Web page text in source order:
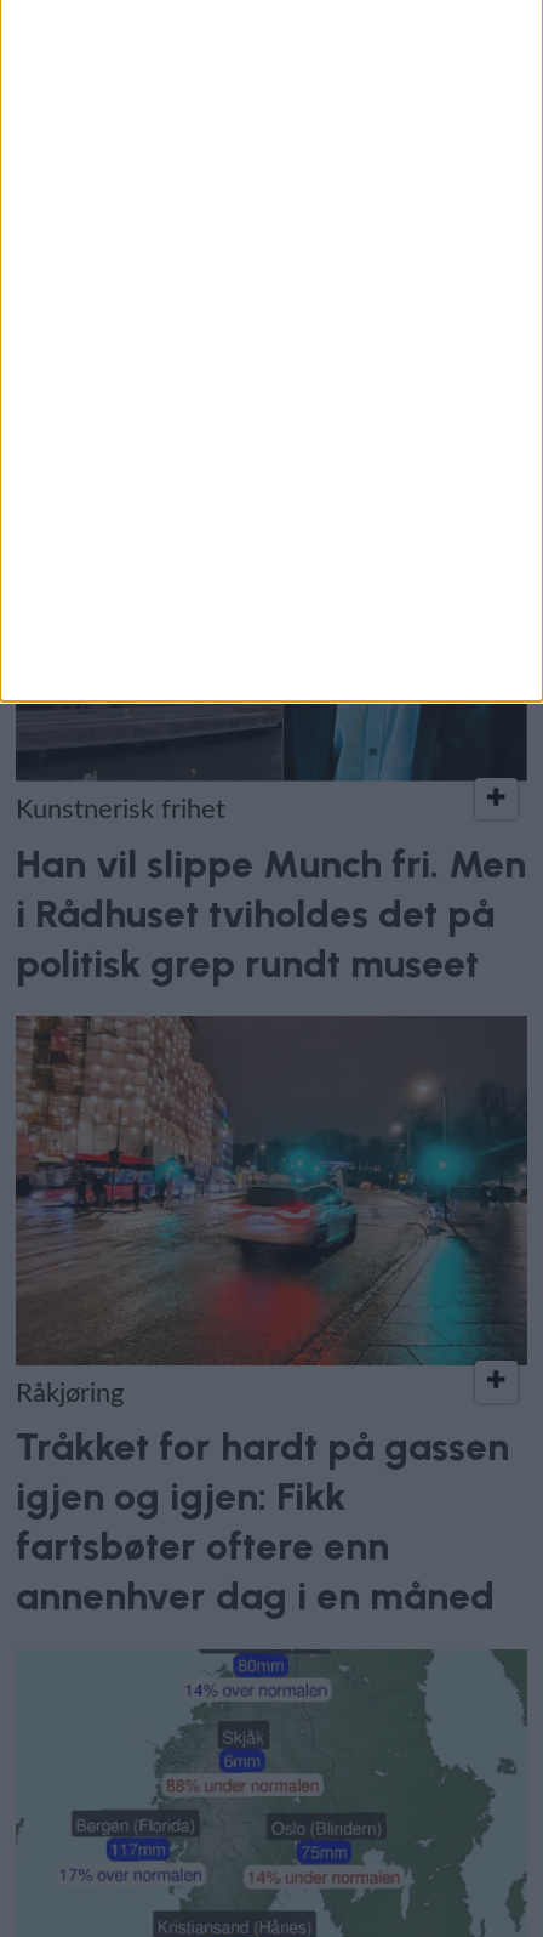
Kunstnerisk frihet
Han vil slippe Munch fri. Men
i Rådhuset tviholdes det på
politisk grep rundt museet
Råkjøring
Tråkket for hardt på gassen
igjen og igjen: Fikk
fartsbøter oftere enn
annenhver dag i en måned